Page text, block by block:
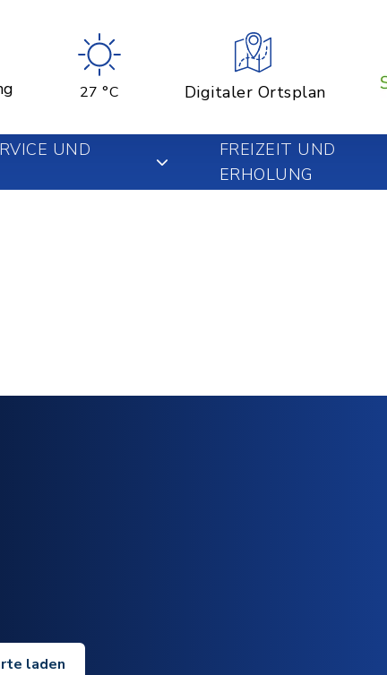
27 °C Digitaler Ortsplan
UND
FREIZEIT UND
ERHOLUNG
laden